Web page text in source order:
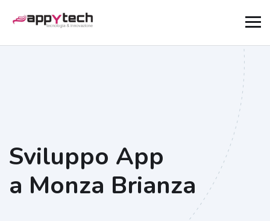
Sviluppo App
a Monza Brianza